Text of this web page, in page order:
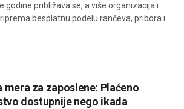
godine približava se, a više organizacija i
besplatnu podelu rančeva, pribora i
mera za zaposlene: Plaćeno
dostupnije nego ikada